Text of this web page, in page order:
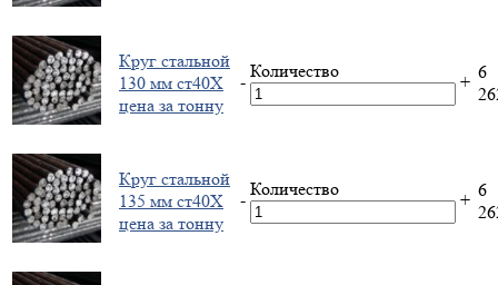
Круг стальной
130 мм ст40Х
цена за тонну
-
Количество
+ 6
Круг стальной
135 мм ст40Х
цена за тонну
-
Количество
+ 6